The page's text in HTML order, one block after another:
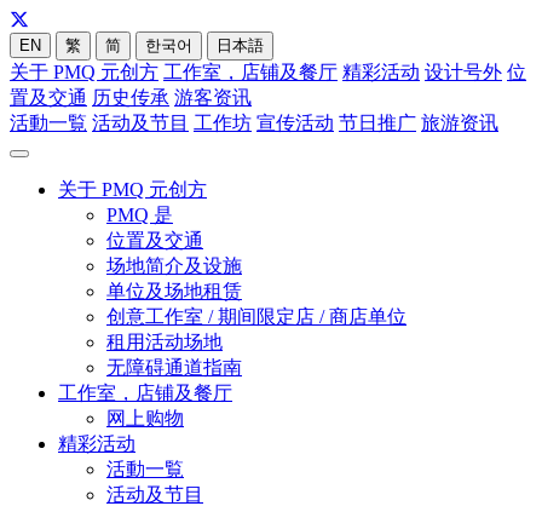
EN 繁 简 한국어 日本語
关于 PMQ 元创方 工作室，店铺及餐厅 精彩活动 设计号外 位
置及交通 历史传承 游客资讯
活動一覧 活动及节目 工作坊 宣传活动 节日推广 旅游资讯
关于 PMQ 元创方
PMQ 是
位置及交通
场地简介及设施
单位及场地租赁
创意工作室 / 期间限定店 / 商店单位
租用活动场地
无障碍通道指南
工作室，店铺及餐厅
网上购物
精彩活动
活動一覧
活动及节目